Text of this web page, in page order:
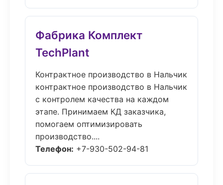
Фабрика Комплект
TechPlant
Контрактное производство в Нальчик
контрактное производство в Нальчик
с контролем качества на каждом
этапе. Принимаем КД заказчика,
помогаем оптимизировать
производство....
Телефон: +7-930-502-94-81